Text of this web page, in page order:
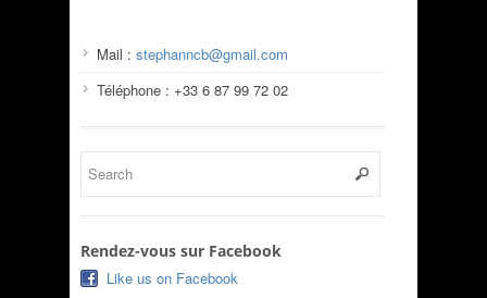
Mail : stephanncb@gmail.com
Téléphone : +33 6 87 99 72 02
Rendez-vous sur Facebook
Like us on Facebook